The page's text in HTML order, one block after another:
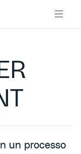
un processo